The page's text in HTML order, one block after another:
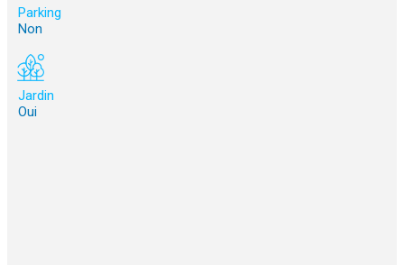
Parking
Non
Jardin
Oui